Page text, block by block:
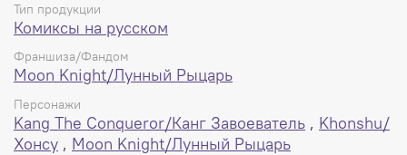
Тип продукции
Комиксы на русском
Франшиза/Фандом
Moon Knight/Лунный Рыцарь
Персонажи
Kang The Conqueror/Канг Завоеватель , Khonshu/
Хонсу , Moon Knight/Лунный Рыцарь